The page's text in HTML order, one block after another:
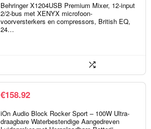
Behringer X1204USB Premium Mixer, 12-input
2/2-bus met XENYX microfoon-
voorversterkers en compressors, British EQ,
24…
€158.92
iOn Audio Block Rocker Sport – 100W Ultra-
draagbare Waterbestendige Aangedreven